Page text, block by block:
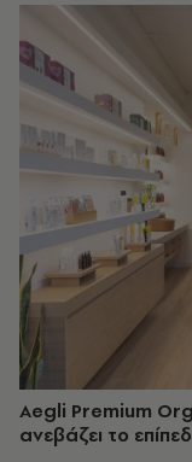
Aegli Premium
ανεβάζει το